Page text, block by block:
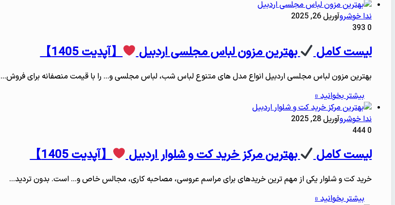
ندا خوشروآوریل 26, 2025
0
لیست کامل بهترین مزون لباس مجلسی اردبیل 【آپدیت 1405】
بهترین مزون لباس مجلسی اردبیل انواع مدل های متنوع لباس شب، لباس مجلسی و… را با قیمت منصفانه برای فروش…
بیشتر بخوانید »
ندا خوشروآوریل 28, 2025
0
لیست کامل بهترین مرکز خرید کت و شلوار اردبیل 【آپدیت 1405】
خرید کت و شلوار یکی از مهم ترین خریدهای برای مراسم عروسی، مصاحبه کاری، مجالس خاص و… است. بدون تردید…
بیشتر بخوانید »